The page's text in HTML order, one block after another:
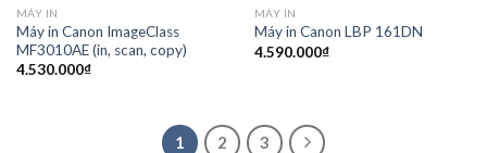
MÁY IN
Máy in Canon ImageClass
MF3010AE (in, scan, copy)
4.530.000₫
MÁY IN
Máy in Canon LBP 161DN
4.590.000₫
1 2 3